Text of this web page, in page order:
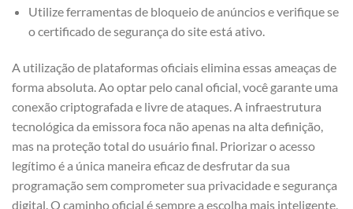
Utilize ferramentas de bloqueio de anúncios e verifique se
o certificado de segurança do site está ativo.
A utilização de plataformas oficiais elimina essas ameaças de
forma absoluta. Ao optar pelo canal oficial, você garante uma
conexão criptografada e livre de ataques. A infraestrutura
tecnológica da emissora foca não apenas na alta definição,
mas na proteção total do usuário final. Priorizar o acesso
legítimo é a única maneira eficaz de desfrutar da sua
programação sem comprometer sua privacidade e segurança
digital. O caminho oficial é sempre a escolha mais inteligente,